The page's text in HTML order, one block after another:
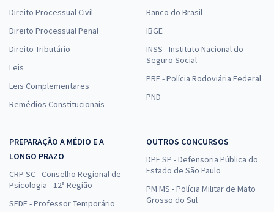
Direito Processual Civil
Direito Processual Penal
Direito Tributário
Leis
Leis Complementares
Remédios Constitucionais
Banco do Brasil
IBGE
INSS - Instituto Nacional do
Seguro Social
PRF - Polícia Rodoviária Federal
PND
PREPARAÇÃO A MÉDIO E A
LONGO PRAZO
CRP SC - Conselho Regional de
Psicologia - 12ª Região
SEDF - Professor Temporário
OUTROS CONCURSOS
DPE SP - Defensoria Pública do
Estado de São Paulo
PM MS - Polícia Militar de Mato
Grosso do Sul